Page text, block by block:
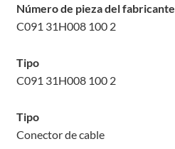
Número de pieza del fabricante
C091 31H008 100 2
Tipo
C091 31H008 100 2
Tipo
Conector de cable